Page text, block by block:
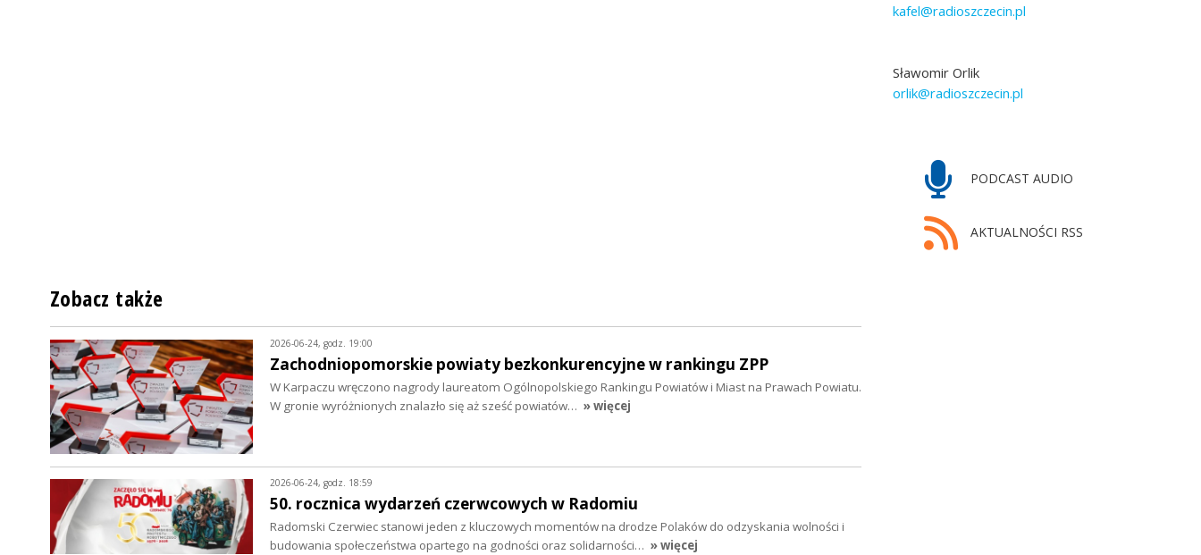
kafel@radioszczecin.pl
Sławomir Orlik
orlik@radioszczecin.pl
PODCAST AUDIO
AKTUALNOŚCI RSS
Zobacz także
2026-06-24, godz. 19:00
Zachodniopomorskie powiaty bezkonkurencyjne w rankingu ZPP
W Karpaczu wręczono nagrody laureatom Ogólnopolskiego Rankingu Powiatów i Miast na Prawach Powiatu.
W gronie wyróżnionych znalazło się aż sześć powiatów… » więcej
2026-06-24, godz. 18:59
50. rocznica wydarzeń czerwcowych w Radomiu
Radomski Czerwiec stanowi jeden z kluczowych momentów na drodze Polaków do odzyskania wolności i
budowania społeczeństwa opartego na godności oraz solidarności… » więcej